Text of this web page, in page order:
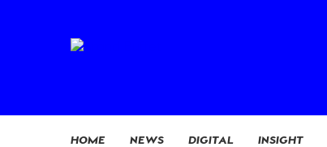
HOME NEWS DIGITAL INSIGHT